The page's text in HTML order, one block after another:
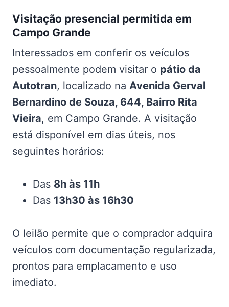
Visitação presencial permitida em
Campo Grande
Interessados em conferir os veículos
pessoalmente podem visitar o pátio da
Autotran, localizado na Avenida Gerval
Bernardino de Souza, 644, Bairro Rita
Vieira, em Campo Grande. A visitação
está disponível em dias úteis, nos
seguintes horários:
Das 8h às 11h
Das 13h30 às 16h30
O leilão permite que o comprador adquira
veículos com documentação regularizada,
prontos para emplacamento e uso
imediato.